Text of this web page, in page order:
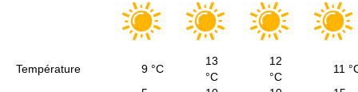
Température 9 °C
13
°C
12
°C
11